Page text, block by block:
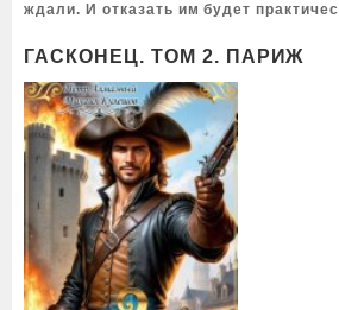
ждали. И отказать им будет
ГАСКОНЕЦ. ТОМ 2. ПАРИЖ